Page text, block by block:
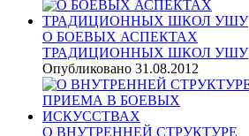
О БОЕВЫХ АСПЕКТАХ
ТРАДИЦИОННЫХ ШКОЛ УШУ
Опубликовано 31.08.2012
О ВНУТРЕННЕЙ СТРУКТУРЕ